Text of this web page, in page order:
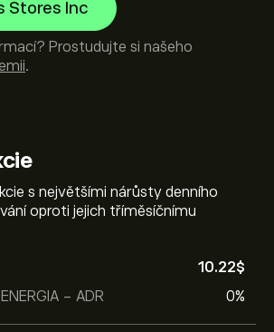
s největšími nárůsty denního
oproti jejich tříměsíčnímu
- ADR
10.22‎$‎
0%
Stores Inc
Prostudujte si našeho
.